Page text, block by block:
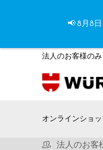
法人のお客様のみ
オンラインショ
法人のお客
📢 8月8